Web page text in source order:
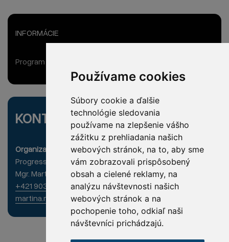
Používame cookies
Súbory cookie a ďalšie
technológie sledovania
používame na zlepšenie vášho
zážitku z prehliadania našich
webových stránok, na to, aby sme
vám zobrazovali prispôsobený
obsah a cielené reklamy, na
analýzu návštevnosti našich
webových stránok a na
pochopenie toho, odkiaľ naši
návštevníci prichádzajú.
INFORMÁCIE
Program
KONTAKT
Organizačné zabezpečenie
Progress CA, s.r.o., Krivá 23, 040 01 Košice
Mgr. Martina Mako
+421 903 608 790
martina.mako@progress.eu.sk